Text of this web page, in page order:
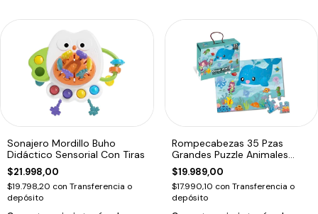
Sonajero Mordillo Buho
Didáctico Sensorial Con Tiras
$21.998,00
$19.798,20 con Transferencia o
depósito
Rompecabezas 35 Pzas
Grandes Puzzle Animales
Oceano Piso Edu
$19.989,00
$17.990,10 con Transferencia o
depósito